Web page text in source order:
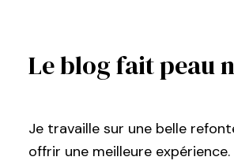
Le blog fait peau
Je travaille sur une belle
offrir une meilleure